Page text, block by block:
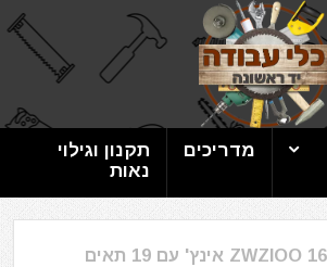
מדריכים
תקנון וגילוי
נאות